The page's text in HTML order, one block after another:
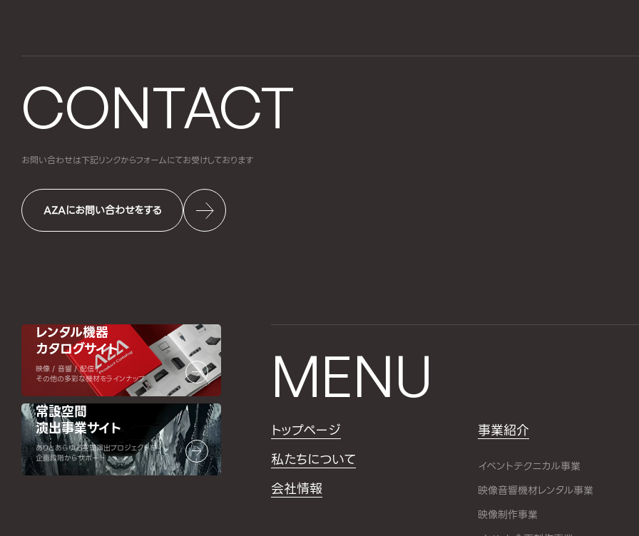
CONTACT
お問い合わせは下記リンクからフォームにてお受けしております
AZAにお問い合わせをする
レンタル機器
カタログサイト
映像 / 音響 / 配信 /
その他の多彩な機材をラインナップ
常設空間
演出事業サイト
ありとあらゆる空間演出プロジェクトを
企画段階からサポート
MENU
トップページ
私たちについて
会社情報
事業紹介
イベントテクニカル事業
映像音響機材レンタル事業
映像制作事業